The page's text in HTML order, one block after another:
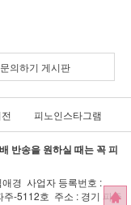
문의하기 게시판
피노인스타그램
반송을 원하실 때는 꼭 피
경 사업자 등록번호 :
-5112호 주소 : 경기 파주